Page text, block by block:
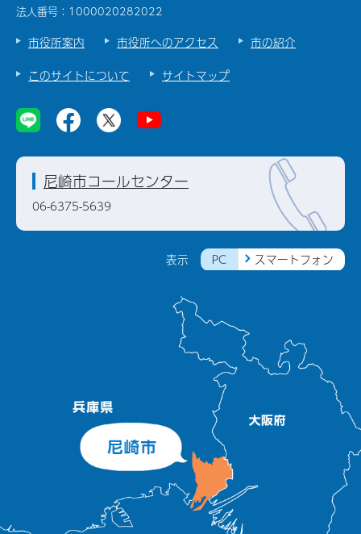
法人番号：1000020282022
市役所案内 市役所へのアクセス
市の紹介
このサイトについて
サイトマップ
表示 PC スマートフォン
尼崎市コールセンター
06-6375-5639